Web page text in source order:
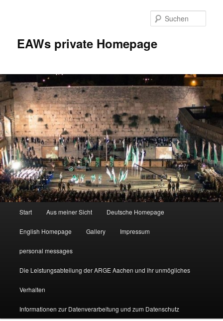
EAWs private Homepage
Start Aus meiner Sicht Deutsche Homepage
English Homepage Gallery Impressum
personal messages
Die Leistungsabteilung der ARGE Aachen und ihr unmögliches
Verhalten
Informationen zur Datenverarbeitung und zum Datenschutz